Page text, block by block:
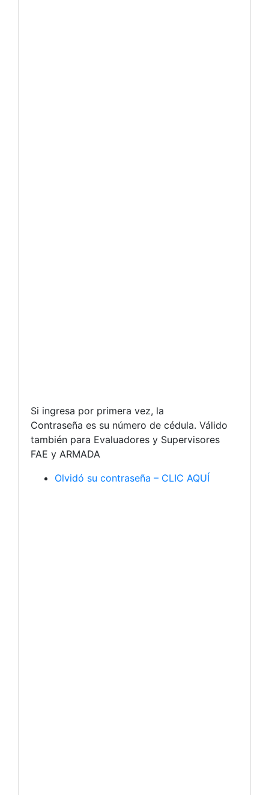
Si ingresa por primera vez, la
Contraseña es su número de cédula. Válido
también para Evaluadores y Supervisores
FAE y ARMADA
Olvidó su contraseña – CLIC AQUÍ